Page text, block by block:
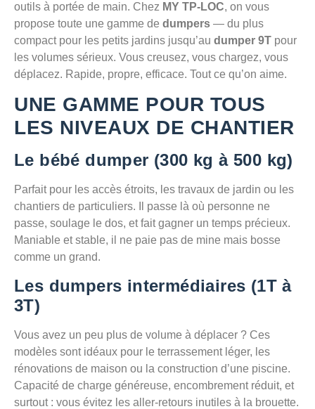
outils à portée de main. Chez MY TP-LOC, on vous
propose toute une gamme de dumpers — du plus
compact pour les petits jardins jusqu’au dumper 9T pour
les volumes sérieux. Vous creusez, vous chargez, vous
déplacez. Rapide, propre, efficace. Tout ce qu’on aime.
UNE GAMME POUR TOUS
LES NIVEAUX DE CHANTIER
Le bébé dumper (300 kg à 500 kg)
Parfait pour les accès étroits, les travaux de jardin ou les
chantiers de particuliers. Il passe là où personne ne
passe, soulage le dos, et fait gagner un temps précieux.
Maniable et stable, il ne paie pas de mine mais bosse
comme un grand.
Les dumpers intermédiaires (1T à
3T)
Vous avez un peu plus de volume à déplacer ? Ces
modèles sont idéaux pour le terrassement léger, les
rénovations de maison ou la construction d’une piscine.
Capacité de charge généreuse, encombrement réduit, et
surtout : vous évitez les aller-retours inutiles à la brouette.